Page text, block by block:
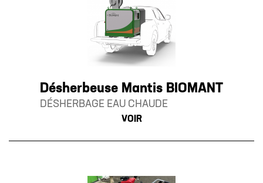
Désherbeuse Mantis BIOMANT
DÉSHERBAGE EAU CHAUDE
VOIR